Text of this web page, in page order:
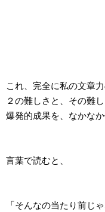
これ、完全に私の文章
２の難しさと、その難
爆発的成果を、なかなか
言葉で読むと、
「そんなの当たり前じゃ